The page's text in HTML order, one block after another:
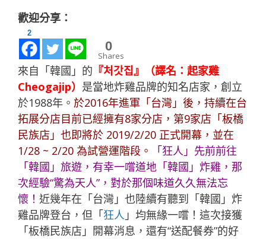
歡迎分享：
2
0
Shares
來自「韓國」的 『처갓집』（譯名：起家雞
Cheogajip） 是當地炸雞品牌的知名店家，創立
於1988年。 於2016年進軍「台灣」後，持續在台
拓展分店目前已經擁有8家分店，第9家店「板橋
民族店」也即將於 2019/2/20 正式開幕，並在
1/28 ~ 2/20 為試營運階段。
「狂人 」先前前往
「韓國」旅遊，有幸一嚐道地「韓國」炸雞，那
次經驗“驚為天人”，對於那個味道久久無法忘
懷！ 近幾年在「台灣」也陸續有聽到「韓國」炸
雞品牌登台，但「狂人 」均無緣一嚐！這次接獲
「板橋民族店」開幕消息，還有“送配餐券”的好